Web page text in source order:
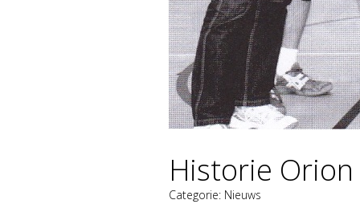
Historie
Categorie: Nieuws